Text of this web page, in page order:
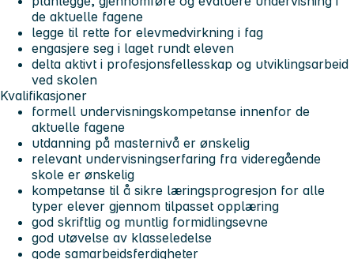
de aktuelle fagene
legge til rette for elevmedvirkning i fag
engasjere seg i laget rundt eleven
delta aktivt i profesjonsfellesskap og utviklingsarbeid
ved skolen
Kvalifikasjoner
formell undervisningskompetanse innenfor de
aktuelle fagene
utdanning på masternivå er ønskelig
relevant undervisningserfaring fra videregående
skole er ønskelig
kompetanse til å sikre læringsprogresjon for alle
typer elever gjennom tilpasset opplæring
god skriftlig og muntlig formidlingsevne
god utøvelse av klasseledelse
gode samarbeidsferdigheter